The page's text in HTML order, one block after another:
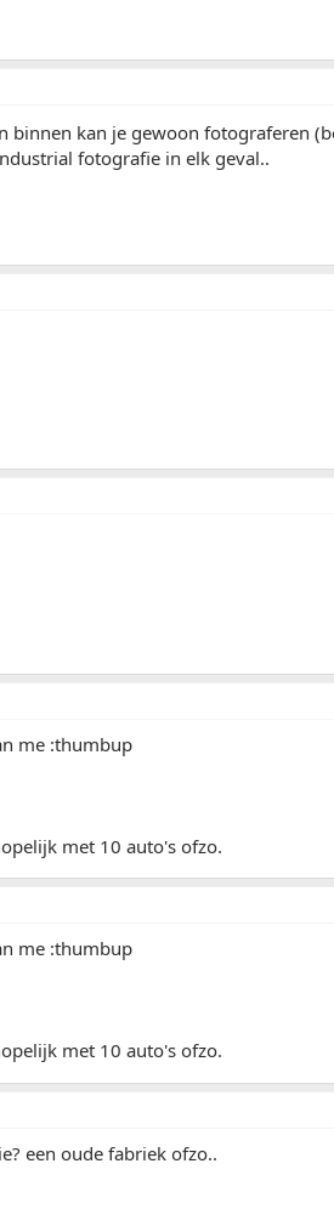
binnen kan je gewoon fotograferen
fotografie in elk geval..
me :thumbup
met 10 auto's ofzo.
me :thumbup
met 10 auto's ofzo.
een oude fabriek ofzo..